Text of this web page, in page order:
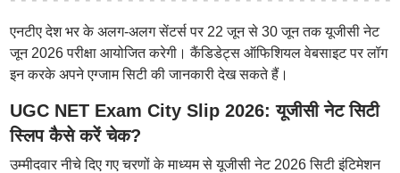
एनटीए देश भर के अलग-अलग सेंटर्स पर 22 जून से 30 जून तक यूजीसी नेट
जून 2026 परीक्षा आयोजित करेगी। कैंडिडेट्स ऑफिशियल वेबसाइट पर लॉग
इन करके अपने एग्जाम सिटी की जानकारी देख सकते हैं।
UGC NET Exam City Slip 2026: यूजीसी नेट सिटी
स्लिप कैसे करें चेक?
उम्मीदवार नीचे दिए गए चरणों के माध्यम से यूजीसी नेट 2026 सिटी इंटिमेशन